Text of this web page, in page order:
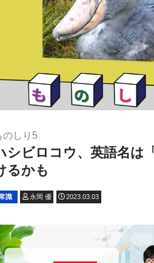
のしり5
シビロコウ、英語名は
るかも
識 永岡 優 2023.03.03